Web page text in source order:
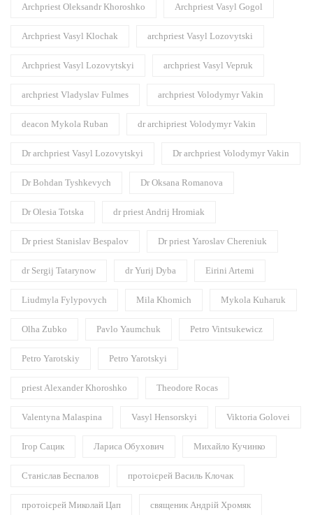
Archpriest Oleksandr Khoroshko Archpriest Vasyl Gogol
Archpriest Vasyl Klochak archpriest Vasyl Lozovytski
Archpriest Vasyl Lozovytskyi archpriest Vasyl Vepruk
archpriest Vladyslav Fulmes archpriest Volodymyr Vakin
deacon Mykola Ruban dr archipriest Volodymyr Vakin
Dr archpriest Vasyl Lozovytskyi Dr archpriest Volodymyr Vakin
Dr Bohdan Tyshkevych Dr Oksana Romanova
Dr Olesia Totska dr priest Andrij Hromiak
Dr priest Stanislav Bespalov Dr priest Yaroslav Chereniuk
dr Sergij Tatarynow dr Yurij Dyba Eirini Artemi
Liudmyla Fylypovych Mila Khomich Mykola Kuharuk
Olha Zubko Pavlo Yaumchuk Petro Vintsukewicz
Petro Yarotskiy Petro Yarotskyi
priest Alexander Khoroshko Theodore Rocas
Valentyna Malaspina Vasyl Hensorskyi Viktoria Golovei
Ігор Сацик Лариса Обухович Михайло Кучинко
Станіслав Беспалов протоієрей Василь Клочак
протоієрей Миколай Цап священик Андрій Хромяк